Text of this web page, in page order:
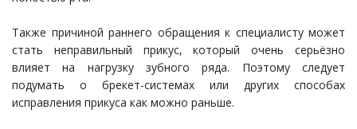
Также причиной раннего обращения к специалисту может
стать неправильный прикус, который очень серьёзно
влияет на нагрузку зубного ряда. Поэтому следует
подумать о брекет-системах или других способах
исправления прикуса как можно раньше.